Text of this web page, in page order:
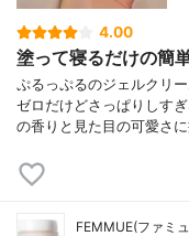
4.00
塗って寝るだけの簡
ぷるっぷるのジェルクリ
ゼロだけどさっぱりしす
の香りと見た目の可愛さ
FEMMUE(ファミ